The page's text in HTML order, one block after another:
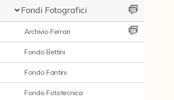
Fondi Fotografici
Archivio Ferrari
Fondo Bettini
Fondo Fantini
Fondo Fototecnica